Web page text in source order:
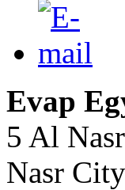
Evap
5 Al
Nasr City